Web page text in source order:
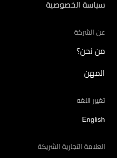
سياسة الخصوصية
عن الشركة
من نحن؟
المهن
تغيير اللغه
English
العلامة التجارية الشريكة